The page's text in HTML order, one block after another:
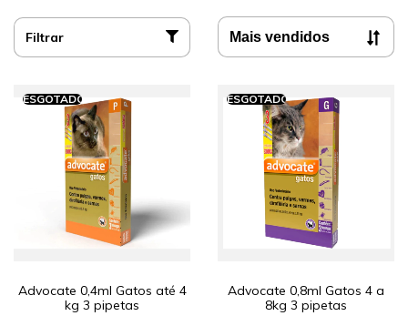
Filtrar
ESGOTADO
Advocate 0,4ml Gatos até 4
kg 3 pipetas
ESGOTADO
Advocate 0,8ml Gatos 4 a
8kg 3 pipetas